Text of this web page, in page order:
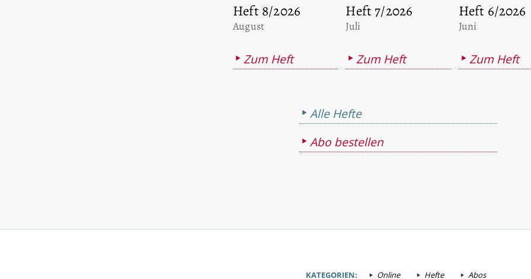
Heft 8/2026
:
August
Zum Heft
Heft 7/2026
:
Juli
Zum Heft
Heft 6/2026
:
Juni
Zum Heft
Alle Hefte
Abo bestellen
KATEGORIEN: Online Hefte Abos